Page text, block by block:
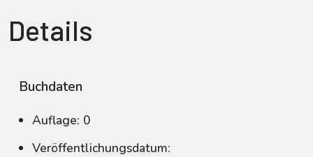
Details
Buchdaten
Auflage: 0
Veröffentlichungsdatum: